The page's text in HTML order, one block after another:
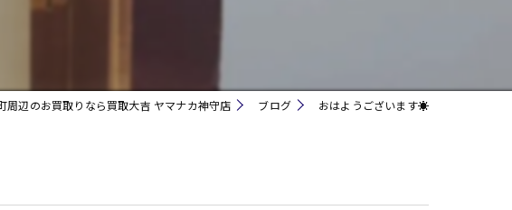
生前整理・遺品整理・終活
周辺のお買取りなら買取大吉 ヤマナカ神守店 ブログ おはようございます☀